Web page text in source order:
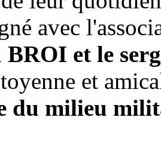
avec
BROI et le
et
du milieu